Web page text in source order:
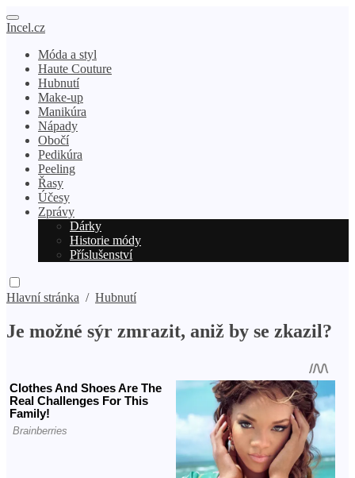
Incel.cz
Móda a styl
Haute Couture
Hubnutí
Make-up
Manikúra
Nápady
Obočí
Pedikúra
Peeling
Řasy
Účesy
Zprávy
Dárky
Historie módy
Příslušenství
Hlavní stránka / Hubnutí
Je možné sýr zmrazit, aniž by se zkazil?